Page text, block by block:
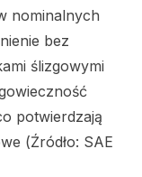
nominalnych
bez
ślizgowymi
potwierdzają
(Źródło: SAE